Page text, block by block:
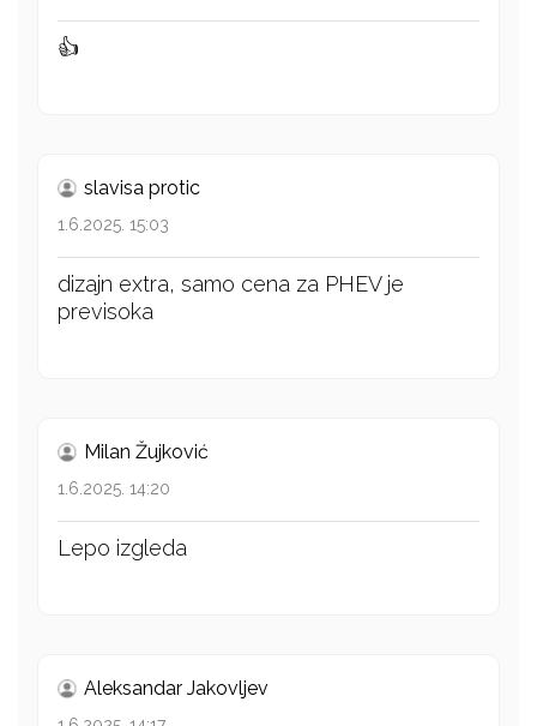
👍
slavisa protic
1.6.2025. 15:03
dizajn extra, samo cena za PHEV je
previsoka
Milan Žujković
1.6.2025. 14:20
Lepo izgleda
Aleksandar Jakovljev